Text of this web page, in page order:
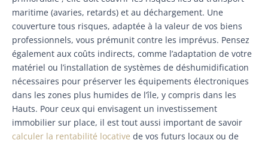
maritime (avaries, retards) et au déchargement. Une
couverture tous risques, adaptée à la valeur de vos biens
professionnels, vous prémunit contre les imprévus. Pensez
également aux coûts indirects, comme l’adaptation de votre
matériel ou l’installation de systèmes de déshumidification
nécessaires pour préserver les équipements électroniques
dans les zones plus humides de l’île, y compris dans les
Hauts. Pour ceux qui envisagent un investissement
immobilier sur place, il est tout aussi important de savoir
calculer la rentabilité locative de vos futurs locaux ou de